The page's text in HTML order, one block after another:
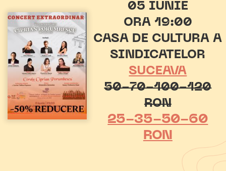
05 IUNIE
ORA 19:00
CASA DE CULTURA A
SINDICATELOR
SUCEAVA
50-70-100-120
RON
25-35-50-60
RON